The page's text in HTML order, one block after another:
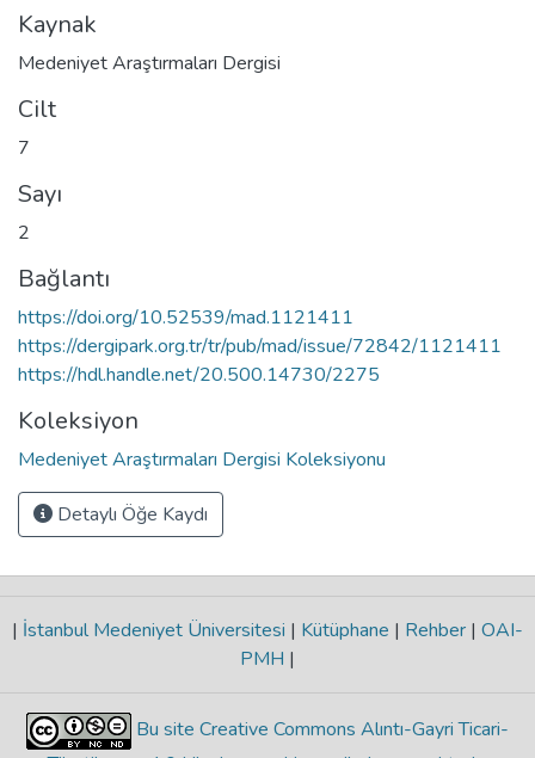
Kaynak
Medeniyet Araştırmaları Dergisi
Cilt
7
Sayı
2
Bağlantı
https://doi.org/10.52539/mad.1121411
https://dergipark.org.tr/tr/pub/mad/issue/72842/1121411
https://hdl.handle.net/20.500.14730/2275
Koleksiyon
Medeniyet Araştırmaları Dergisi Koleksiyonu
Detaylı Öğe Kaydı
| İstanbul Medeniyet Üniversitesi | Kütüphane | Rehber | OAI-
PMH |
Bu site Creative Commons Alıntı-Gayri Ticari-